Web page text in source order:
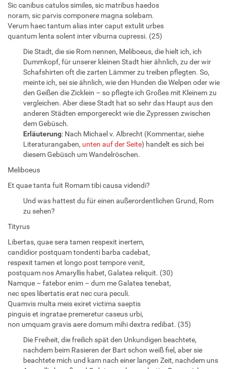
Sic canibus catulos similes, sic matribus haedos
noram, sic parvis componere magna solebam.
Verum haec tantum alias inter caput extulit urbes
quantum lenta solent inter viburna cupressi. (25)
Die Stadt, die sie Rom nennen, Meliboeus, die hielt ich, ich
Dummkopf, für unserer kleinen Stadt hier ähnlich, zu der wir
Schafshirten oft die zarten Lämmer zu treiben pflegten. So,
meinte ich, sei sie ähnlich, wie den Hunden die Welpen oder wie
den Geißen die Zicklein – so pflegte ich Großes mit Kleinem zu
vergleichen. Aber diese Stadt hat so sehr das Haupt aus den
anderen Städten emporgereckt wie die Zypressen zwischen
dem Gebüsch.
Erläuterung: Nach Michael v. Albrecht (Kommentar, siehe
Literaturangaben, unten auf der Seite) handelt es sich bei
diesem Gebüsch um Wandelröschen.
Meliboeus
Et quae tanta fuit Romam tibi causa videndi?
Und was hattest du für einen außerordentlichen Grund, Rom
zu sehen?
Tityrus
Libertas, quae sera tamen respexit inertem,
candidior postquam tondenti barba cadebat,
respexit tamen et longo post tempore venit,
postquam nos Amaryllis habet, Galatea reliquit. (30)
Namque – fatebor enim – dum me Galatea tenebat,
nec spes libertatis erat nec cura peculi.
Quamvis multa meis exiret victima saeptis
pinguis et ingratae premeretur caseus urbi,
non umquam gravis aere domum mihi dextra redibat. (35)
Die Freiheit, die freilich spät den Unkundigen beachtete,
nachdem beim Rasieren der Bart schon weiß fiel, aber sie
beachtete mich und kam nach einer langen Zeit, nachdem uns